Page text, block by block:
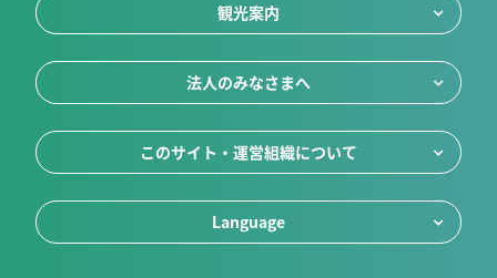
観光案内
法人のみなさまへ
このサイト・運営組織について
Language